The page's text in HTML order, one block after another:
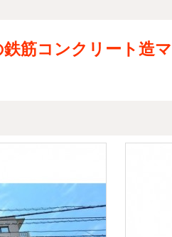
筋コンクリート造